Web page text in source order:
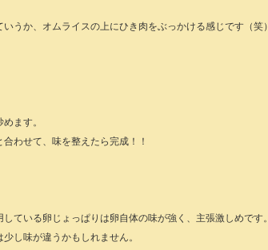
うか、オムライスの上にひき肉をぶっかける感じです（笑）
ます。
わせて、味を整えたら完成！！
ている卵じょっぱりは卵自体の味が強く、主張激しめです。
し味が違うかもしれません。